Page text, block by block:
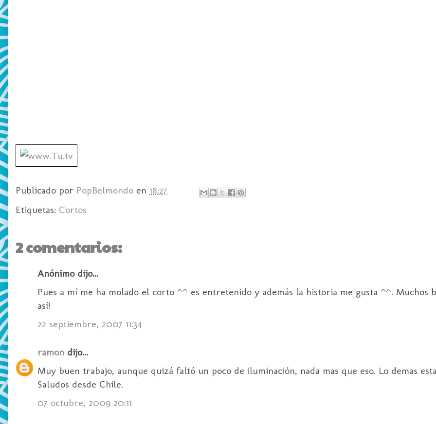
Publicado por PopBelmondo en 18:27
Etiquetas: Cortos
2 comentarios:
Anónimo dijo...
Pues a mí me ha molado el corto ^^ es entretenido y además la historia me gusta ^^. Muchos
así!
22 septiembre, 2007 11:34
ramon dijo...
Muy buen trabajo, aunque quizá faltó un poco de iluminación, nada mas que eso. Lo demas
Saludos desde Chile.
07 octubre, 2009 20:11